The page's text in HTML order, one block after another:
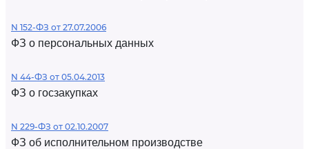
N 152-ФЗ от 27.07.2006
ФЗ о персональных данных
N 44-ФЗ от 05.04.2013
ФЗ о госзакупках
N 229-ФЗ от 02.10.2007
ФЗ об исполнительном производстве